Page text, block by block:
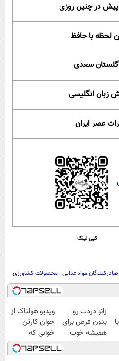
لحظه با حافظ
گلستان سعدی
زبان انگلیسی
عصر ایران
کپی لینک
صادرکنندگان مواد غذایی ، محصولات کشاورزی
زانو دردت رو
بدون قرص برای
همیشه خوب
کن! (قدم اول،
پرسش‌نامه)
ویدیو هولناک از
جوان کارتن
خوابی که
میلیاردر شد.
آموزش رایگان